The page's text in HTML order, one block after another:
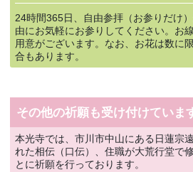
24時間365日、自由参拝（お参りだけ
由にお気軽にお参りしてください。お
用意がございます。なお、お花は数に
合もあります。
その他の祈願も受け付けていま
本光寺では、市川市中山にある日蓮宗
れた相伝（口伝）、 住職が大荒行堂で
とに祈願を行っております。